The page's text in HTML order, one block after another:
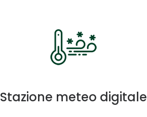
Stazione meteo digitale